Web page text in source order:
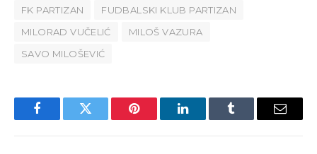
FK PARTIZAN
FUDBALSKI KLUB PARTIZAN
MILORAD VUČELIĆ
MILOŠ VAZURA
SAVO MILOŠEVIĆ
FacebookTwitter Pinterest LinkedInTumblr Email